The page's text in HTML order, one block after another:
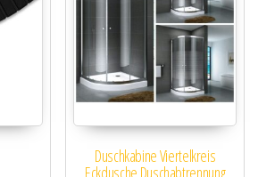
Duschkabine Viertelkreis
Eckdusche Duschabtrennung